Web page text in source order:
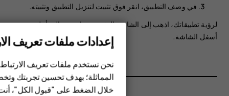
الهواتف الذكية
الهواتف المميزة
في وصف التطبيق، انقر فوق تثبيت لتنزيل التطبيق وتثبيته.
لرؤية تطبيقاتك، اذهب إلى الشاشة الرئيسية، واسحب إلى أعلى من
أسفل الشاشة.
إعدادات ملفات تعريف
نحن نستخدم ملفات تعريف
المماثلة؛ بهدف تحسين تجربتك
خلال الضغط على "قبول الكل"،